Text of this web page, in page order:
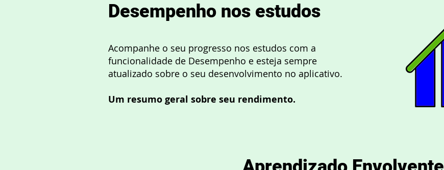
Desempenho nos estudos
Acompanhe o seu progresso nos estudos com a
funcionalidade de Desempenho e esteja sempre
atualizado sobre o seu desenvolvimento no aplicativo.
Um resumo geral sobre seu rendimento.